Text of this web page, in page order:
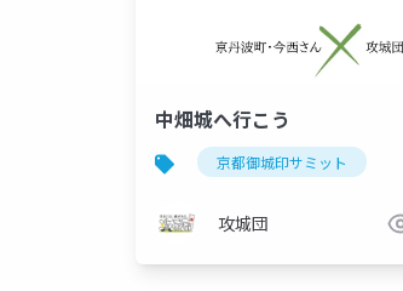
中畑城へ行こう
京都御城印サミット
攻城団